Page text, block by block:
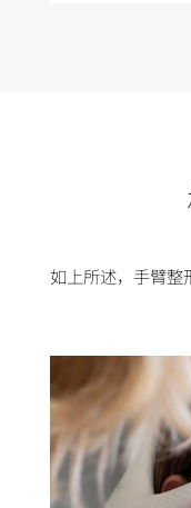
如上所述，手臂整